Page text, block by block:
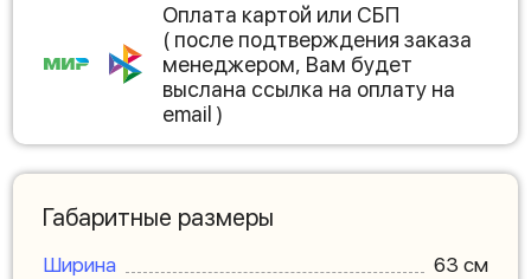
Оплата картой или СБП
( после подтверждения заказа
менеджером, Вам будет
выслана ссылка на оплату на
email )
Габаритные размеры
Ширина
63 см